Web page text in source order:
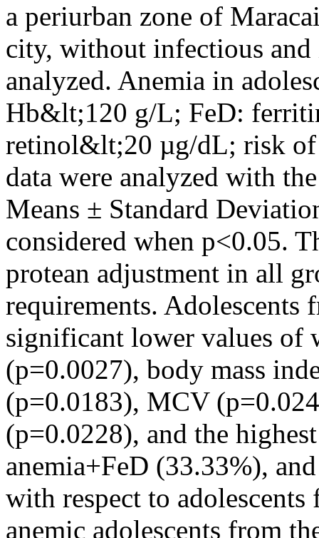
a periurban zone of
city, without infectious and
analyzed. Anemia in
Hb&lt;120 g/L; FeD:
retinol&lt;20 µg/dL; risk
data were analyzed with
Means ± Standard
considered when p<0.05.
protean adjustment in all
requirements. Adolescents
significant lower values of
(p=0.0027), body mass
(p=0.0183), MCV
(p=0.0228), and the
anemia+FeD (33.33%),
with respect to
anemic adolescents from